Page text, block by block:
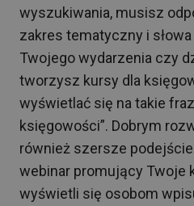
wyszukiwania, musisz
zakres tematyczny i
Twojego wydarzenia czy
tworzysz kursy dla
wyświetlać się na takie
księgowości”. Dobrym
również szersze
webinar promujący Twoje
wyświetli się osobom